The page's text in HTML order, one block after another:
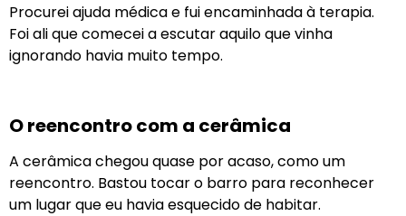
Procurei ajuda médica e fui encaminhada à terapia.
Foi ali que comecei a escutar aquilo que vinha
ignorando havia muito tempo.
O reencontro com a cerâmica
A cerâmica chegou quase por acaso, como um
reencontro. Bastou tocar o barro para reconhecer
um lugar que eu havia esquecido de habitar.